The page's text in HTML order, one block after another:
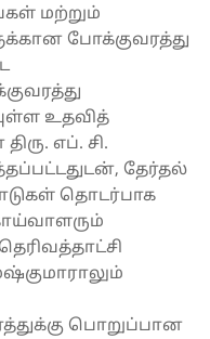
மற்றும்
போக்குவரத்து
உதவித்
எப். சி.
தேர்தல்
தொடர்பாக
பொறுப்பான